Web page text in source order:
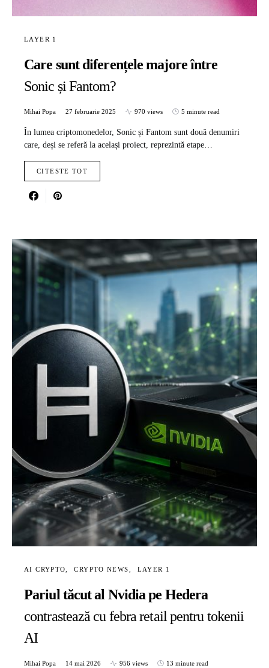
LAYER 1
Care sunt diferențele majore între
Sonic și Fantom?
Mihai Popa 27 februarie 2025 970 views 5 minute read
În lumea criptomonedelor, Sonic și Fantom sunt două denumiri
care, deși se referă la același proiect, reprezintă etape…
CITESTE TOT
AI CRYPTO CRYPTO NEWS LAYER 1
Pariul tăcut al Nvidia pe Hedera
contrastează cu febra retail pentru tokenii
AI
Mihai Popa 14 mai 2026 956 views 13 minute read